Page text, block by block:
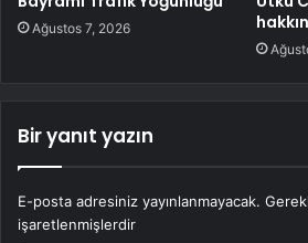
Ağustos 7, 2026
Bir yanıt yazın
E-posta adresiniz yayınlanmayacak.
işaretlenmişlerdir